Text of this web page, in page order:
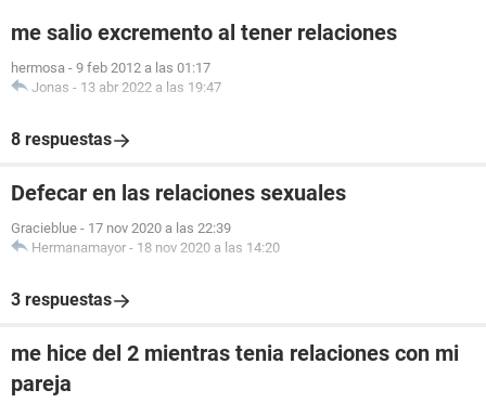
me salio excremento al tener relaciones
hermosa - 9 feb 2012 a las 01:17
Jonas - 13 abr 2022 a las 19:47
8 respuestas
Defecar en las relaciones sexuales
Gracieblue - 17 nov 2020 a las 22:39
Hermanamayor - 18 nov 2020 a las 14:20
3 respuestas
me hice del 2 mientras tenia relaciones con mi
pareja